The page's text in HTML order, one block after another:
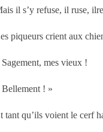
il s’y refuse, il ruse,
piqueurs crient aux
Sagement, mes vieux !
Bellement ! »
tant qu’ils voient le cerf